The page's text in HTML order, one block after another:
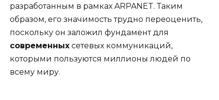
разработанным в рамках ARPANET. Таким
образом, его значимость трудно переоценить,
поскольку он заложил фундамент для
современных сетевых коммуникаций,
которыми пользуются миллионы людей по
всему миру.